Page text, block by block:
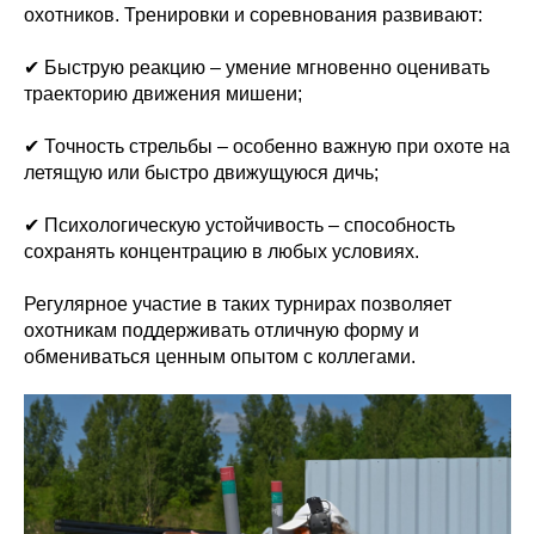
охотников. Тренировки и соревнования развивают:
✔ Быструю реакцию – умение мгновенно оценивать
траекторию движения мишени;
✔ Точность стрельбы – особенно важную при охоте на
летящую или быстро движущуюся дичь;
✔ Психологическую устойчивость – способность
сохранять концентрацию в любых условиях.
Регулярное участие в таких турнирах позволяет
охотникам поддерживать отличную форму и
обмениваться ценным опытом с коллегами.